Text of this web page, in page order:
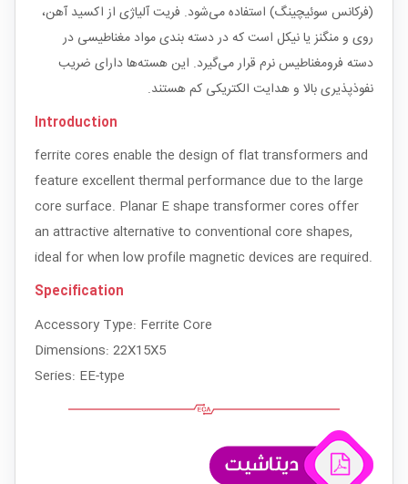
(فرکانس سوئیچینگ) استفاده می‌شود. فریت آلیاژی از اکسید آهن،
روی و منگنز یا نیکل است که در دسته بندی مواد مغناطیسی در
دسته فرومغناطیس نرم قرار می‌گیرد. این هسته‌ها دارای ضریب
نفوذپذیری بالا و هدایت الکتریکی کم هستند.
Introduction
ferrite cores enable the design of flat transformers and
feature excellent thermal performance due to the large
core surface. Planar E shape transformer cores offer
an attractive alternative to conventional core shapes,
ideal for when low profile magnetic devices are required.
Specification
Accessory Type: Ferrite Core
Dimensions: 22X15X5
Series: EE-type